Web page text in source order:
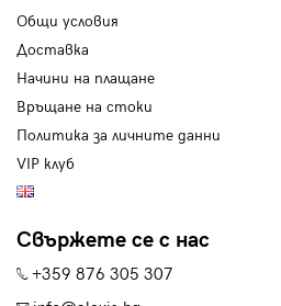
Общи условия
Доставка
Начини на плащане
Връщане на стоки
Политика за личните данни
VIP клуб
Свържете се с нас
+359 876 305 307